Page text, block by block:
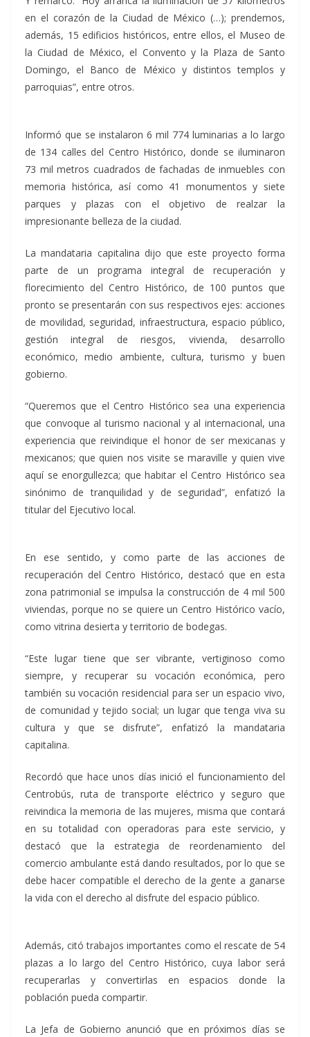
en el corazón de la Ciudad de México (…); prendemos,
además, 15 edificios históricos, entre ellos, el Museo de
la Ciudad de México, el Convento y la Plaza de Santo
Domingo, el Banco de México y distintos templos y
parroquias”, entre otros.
Informó que se instalaron 6 mil 774 luminarias a lo largo
de 134 calles del Centro Histórico, donde se iluminaron
73 mil metros cuadrados de fachadas de inmuebles con
memoria histórica, así como 41 monumentos y siete
parques y plazas con el objetivo de realzar la
impresionante belleza de la ciudad.
La mandataria capitalina dijo que este proyecto forma
parte de un programa integral de recuperación y
florecimiento del Centro Histórico, de 100 puntos que
pronto se presentarán con sus respectivos ejes: acciones
de movilidad, seguridad, infraestructura, espacio público,
gestión integral de riesgos, vivienda, desarrollo
económico, medio ambiente, cultura, turismo y buen
gobierno.
“Queremos que el Centro Histórico sea una experiencia
que convoque al turismo nacional y al internacional, una
experiencia que reivindique el honor de ser mexicanas y
mexicanos; que quien nos visite se maraville y quien vive
aquí se enorgullezca; que habitar el Centro Histórico sea
sinónimo de tranquilidad y de seguridad”, enfatizó la
titular del Ejecutivo local.
En ese sentido, y como parte de las acciones de
recuperación del Centro Histórico, destacó que en esta
zona patrimonial se impulsa la construcción de 4 mil 500
viviendas, porque no se quiere un Centro Histórico vacío,
como vitrina desierta y territorio de bodegas.
“Este lugar tiene que ser vibrante, vertiginoso como
siempre, y recuperar su vocación económica, pero
también su vocación residencial para ser un espacio vivo,
de comunidad y tejido social; un lugar que tenga viva su
cultura y que se disfrute”, enfatizó la mandataria
capitalina.
Recordó que hace unos días inició el funcionamiento del
Centrobús, ruta de transporte eléctrico y seguro que
reivindica la memoria de las mujeres, misma que contará
en su totalidad con operadoras para este servicio, y
destacó que la estrategia de reordenamiento del
comercio ambulante está dando resultados, por lo que se
debe hacer compatible el derecho de la gente a ganarse
la vida con el derecho al disfrute del espacio público.
Además, citó trabajos importantes como el rescate de 54
plazas a lo largo del Centro Histórico, cuya labor será
recuperarlas y convertirlas en espacios donde la
población pueda compartir.
La Jefa de Gobierno anunció que en próximos días se